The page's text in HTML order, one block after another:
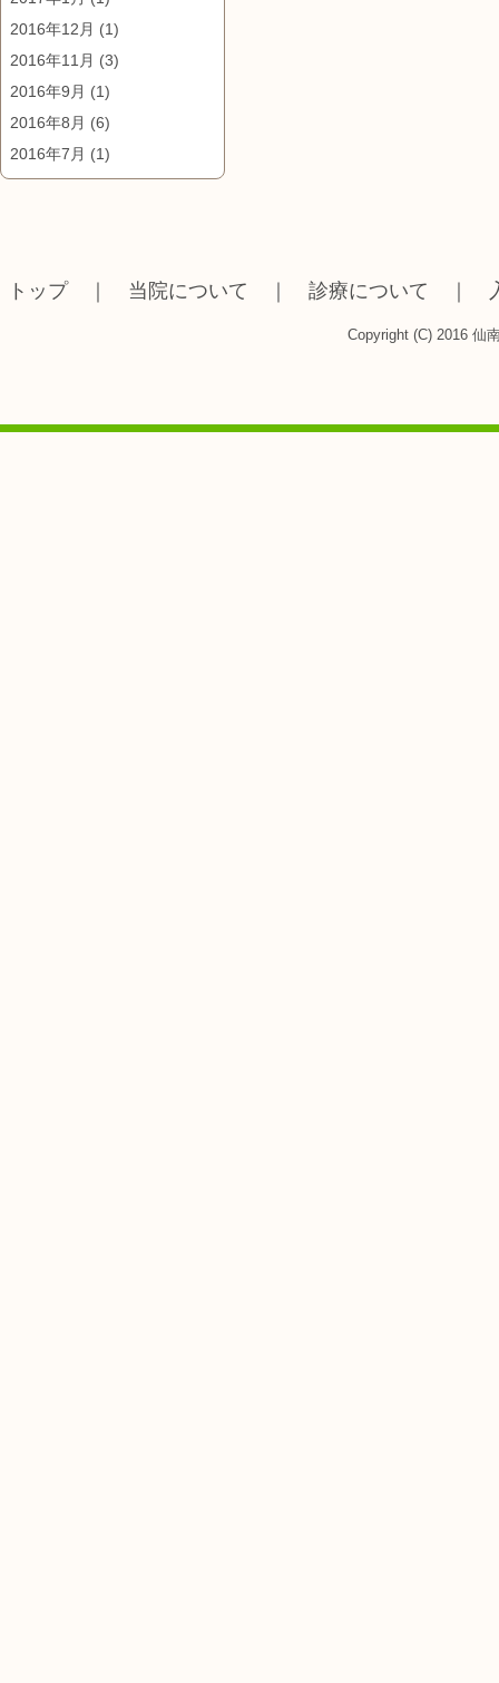
2016年12月 (1)
2016年11月 (3)
2016年9月 (1)
2016年8月 (6)
2016年7月 (1)
トップ｜ 当院について 診療について
Copyright (C) 2016 仙